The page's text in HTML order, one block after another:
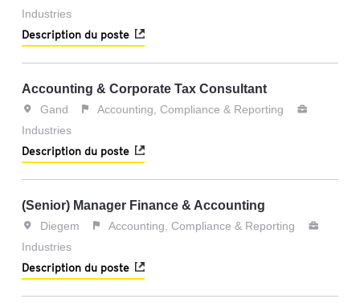
Industries
Description du poste
Accounting & Corporate Tax Consultant
Gand
Accounting, Compliance & Reporting
Industries
Description du poste
(Senior) Manager Finance & Accounting
Diegem
Accounting, Compliance & Reporting
Industries
Description du poste